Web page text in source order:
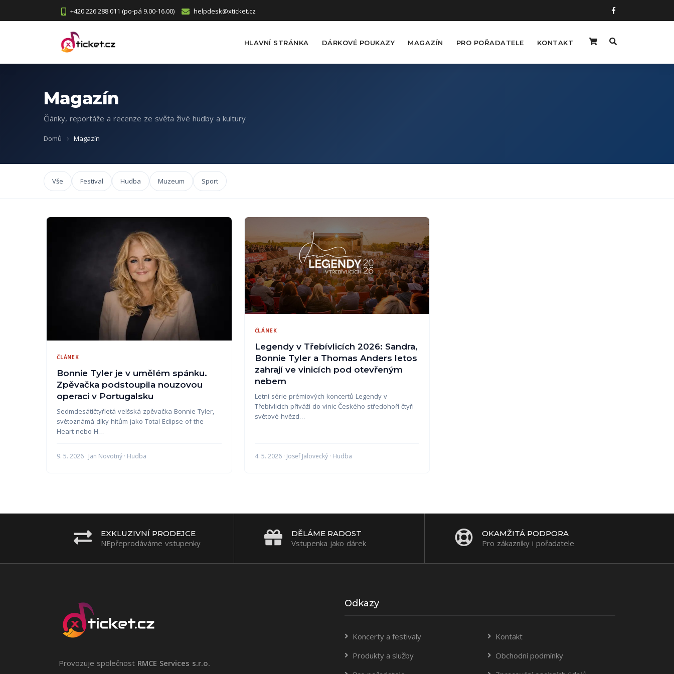
+420 226 288 011 (po-pá 9.00-16.00) helpdesk@xticket.cz
HLAVNÍ STRÁNKA DÁRKOVÉ POUKAZY MAGAZÍN PRO POŘADATELE KONTAKT
Magazín
Články, reportáže a recenze ze světa živé hudby a kultury
Domů Magazín
Vše Festival Hudba Muzeum Sport
ČLÁNEK
Bonnie Tyler je v umělém spánku.
Zpěvačka podstoupila nouzovou
operaci v Portugalsku
Sedmdesátičtyřletá velšská zpěvačka Bonnie Tyler,
světoznámá díky hitům jako Total Eclipse of the
Heart nebo H…
9. 5. 2026 · Jan Novotný · Hudba
ČLÁNEK
Legendy v Třebívlicích 2026: Sandra,
Bonnie Tyler a Thomas Anders letos
zahrají ve vinicích pod otevřeným
nebem
Letní série prémiových koncertů Legendy v
Třebívlicích přiváží do vinic Českého středohoří čtyři
světové hvězd…
4. 5. 2026 · Josef Jalovecký · Hudba
EXKLUZIVNÍ PRODEJCE
NEpřeprodáváme vstupenky
DĚLÁME RADOST
Vstupenka jako dárek
OKAMŽITÁ PODPORA
Pro zákazníky i pořadatele
Provozuje společnost RMCE Services s.r.o.
Odkazy
Koncerty a festivaly
Produkty a služby
Kontakt
Obchodní podmínky